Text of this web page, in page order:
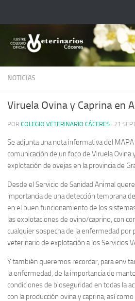
NOTICIAS
Viruela Ovina y Caprina en
POR COLEGIO VETERINARIO CÁCERES · 21
Se adjunta una nota informativa del
comunicación de un foco de Viruela Ovina
explotación de ovejas en la provincia de
Desde el Servicio de Sanidad Animal
importancia de una detección temprana
en el buen funcionamiento de los
las explotaciones de ovino/caprino, con
cualquier sospecha de la enfermedad por
veterinario de explotación a los Servicios
Y también queremos recordar, para
la enfermedad, de la importancia de
condiciones de bioseguridad en todas la
con la producción ovina y caprina, así